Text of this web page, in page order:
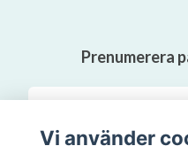
Prenumerera
Vi använder